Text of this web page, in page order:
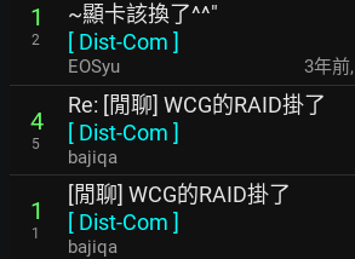
1
2
~顯卡該換了^^"
[ Dist-Com ]
EOSyu 3年前,
4
5
Re: [閒聊] WCG的RAID掛了
[ Dist-Com ]
bajiqa
1
1
[閒聊] WCG的RAID掛了
[ Dist-Com ]
bajiqa